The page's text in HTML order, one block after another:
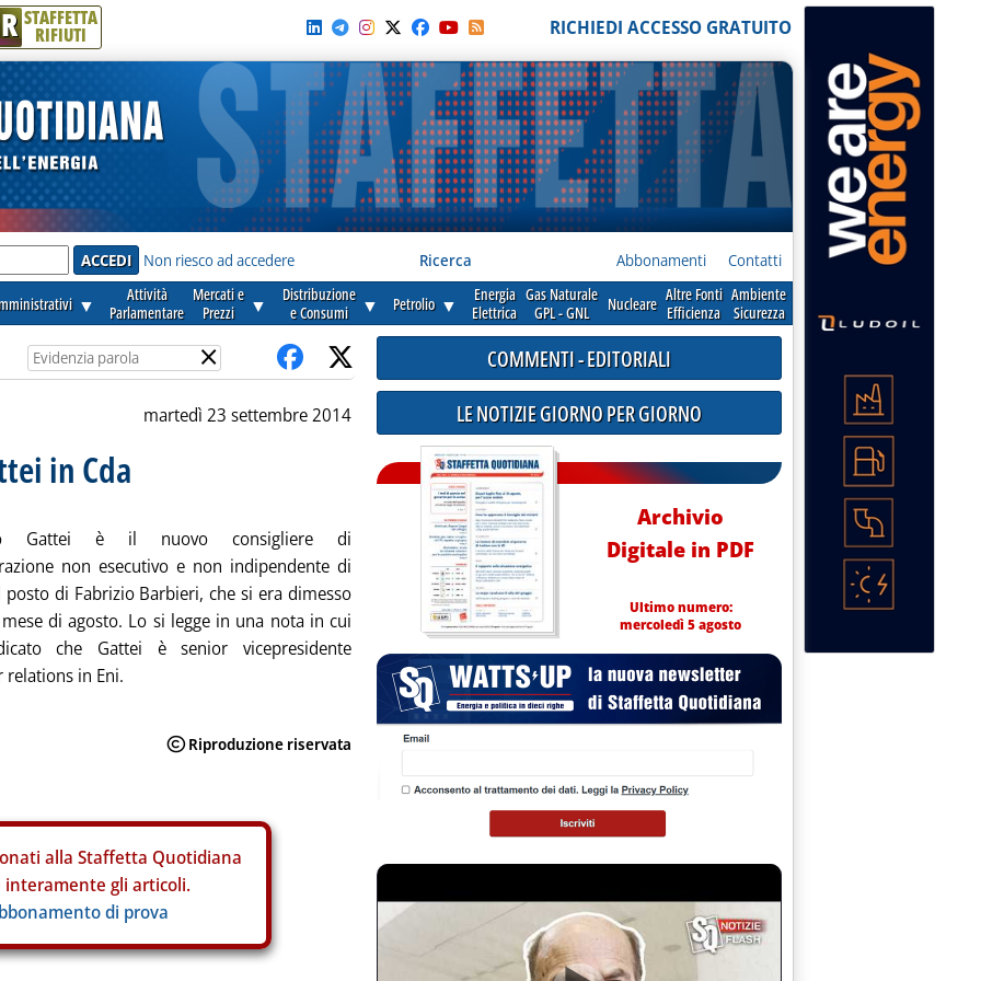
R STAFFETTA
RIFIUTI RICHIEDI ACCESSO GRATUITO
Non riesco ad accedere Ricerca Abbonamenti Contatti
▼
Attività
Parlamentare
Mercati e
Prezzi
▼
Distribuzione
e Consumi
▼ Petrolio ▼
Energia
Elettrica
Gas Naturale
GPL - GNL
Nucleare Altre Fonti
Efficienza
Ambiente
Sicurezza
×
martedì 23 settembre 2014
in Cda
Gattei è il nuovo consigliere di
non esecutivo e non indipendente di
posto di Fabrizio Barbieri, che si era dimesso
di agosto. Lo si legge in una nota in cui
che Gattei è senior vicepresidente
relations in Eni.
alla Staffetta Quotidiana
interamente gli articoli.
di prova
COMMENTI - EDITORIALI
LE NOTIZIE GIORNO PER GIORNO
Archivio
Digitale in PDF
Ultimo numero:
mercoledì 5 agosto